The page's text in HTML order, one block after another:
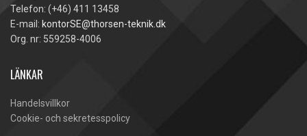
Telefon: (+46) 411 13458
E-mail: kontorSE@thorsen-teknik.dk
Org. nr: 559258-4006
LÄNKAR
Handelsvillkor
Cookie- och sekretesspolicy